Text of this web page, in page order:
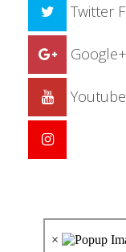
Twitter
Google+
Youtube